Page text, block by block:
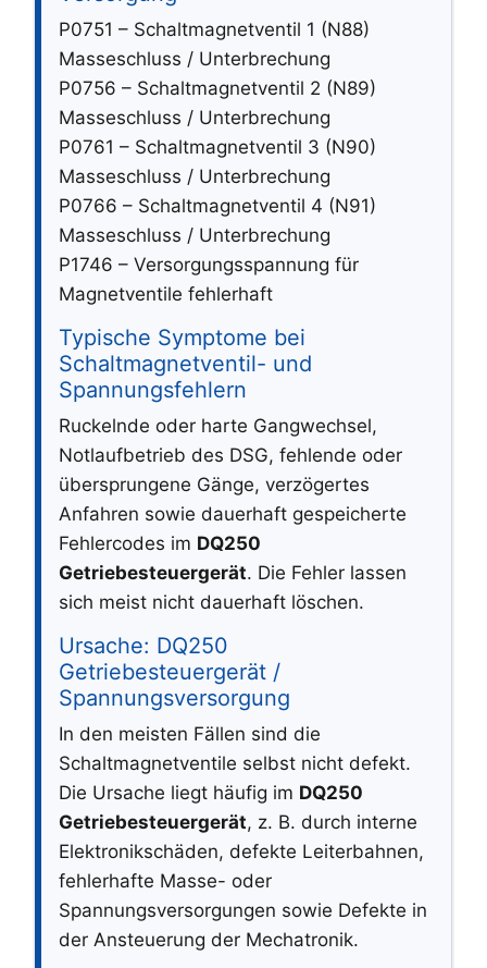
P0751 – Schaltmagnetventil 1 (N88)
Masseschluss / Unterbrechung
P0756 – Schaltmagnetventil 2 (N89)
Masseschluss / Unterbrechung
P0761 – Schaltmagnetventil 3 (N90)
Masseschluss / Unterbrechung
P0766 – Schaltmagnetventil 4 (N91)
Masseschluss / Unterbrechung
P1746 – Versorgungsspannung für
Magnetventile fehlerhaft
Typische Symptome bei
Schaltmagnetventil- und
Spannungsfehlern
Ruckelnde oder harte Gangwechsel,
Notlaufbetrieb des DSG, fehlende oder
übersprungene Gänge, verzögertes
Anfahren sowie dauerhaft gespeicherte
Fehlercodes im DQ250
Getriebesteuergerät. Die Fehler lassen
sich meist nicht dauerhaft löschen.
Ursache: DQ250
Getriebesteuergerät /
Spannungsversorgung
In den meisten Fällen sind die
Schaltmagnetventile selbst nicht defekt.
Die Ursache liegt häufig im DQ250
Getriebesteuergerät, z. B. durch interne
Elektronikschäden, defekte Leiterbahnen,
fehlerhafte Masse- oder
Spannungsversorgungen sowie Defekte in
der Ansteuerung der Mechatronik.